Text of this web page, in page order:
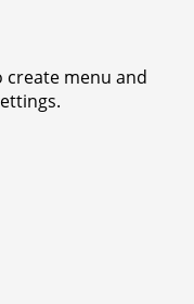
create menu and